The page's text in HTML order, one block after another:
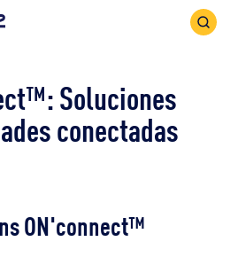
Search
Icon
Soluciones
conectadas
ON'connect™